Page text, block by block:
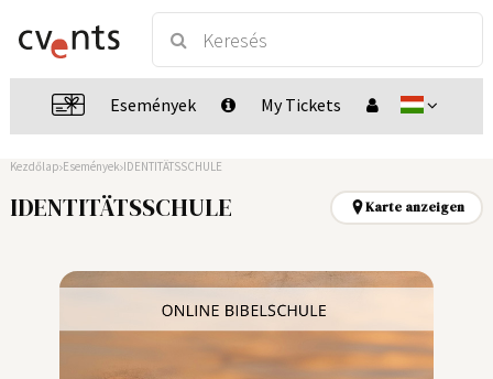
Események My Tickets
Kezdőlap Események IDENTITÄTSSCHULE
IDENTITÄTSSCHULE Karte anzeigen